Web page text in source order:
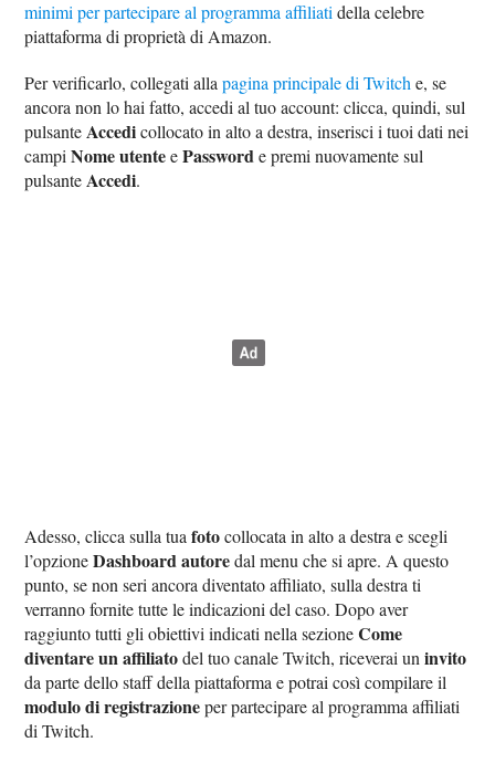
minimi per partecipare al programma affiliatidella celebre
piattaforma di proprietà di Amazon.
Per verificarlo, collegati allapagina principale di Twitche, se
ancora non lo hai fatto, accedi al tuo account: clicca, quindi, sul
pulsanteAccedicollocato in alto a destra, inserisci i tuoi dati nei
campiNome utenteePassworde premi nuovamente sul
pulsanteAccedi.
Adesso, clicca sulla tuafotocollocata in alto a destra e scegli
l’opzioneDashboard autoredal menu che si apre. A questo
punto, se non seri ancora diventato affiliato, sulla destra ti
verranno fornite tutte le indicazioni del caso. Dopo aver
raggiunto tutti gli obiettivi indicati nella sezioneCome
diventare un affiliatodel tuo canale Twitch, riceverai uninvito
da parte dello staff della piattaforma e potrai così compilare il
modulo di registrazioneper partecipare al programma affiliati
di Twitch.